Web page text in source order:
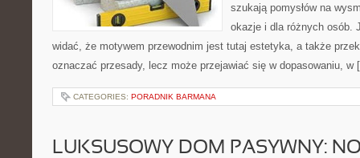
szukają pomysłów na
okazje i dla różnych osób.
widać, że motywem przewodnim jest tutaj estetyka, a także
oznaczać przesady, lecz może przejawiać się w dopasowaniu,
CATEGORIES: PORADNIK BARMANA
LUKSUSOWY DOM PASYWNY: